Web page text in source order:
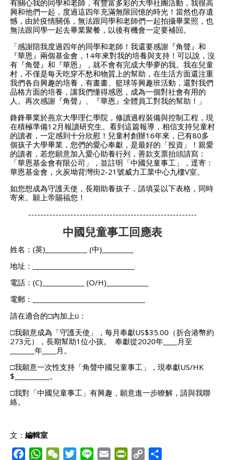
有關心我的同學和老師，有豐富多彩的大學社團活動，我很高
興和他們一起，度過這四年充滿無限回憶的時光！當然也存遺
憾，由於疫情關係，無法跟同學和老師們一起拍攝畢業照，也
無法跟同學一起去畢業聚餐，以後有機會一定要補回。
「感謝陪我度過四年的同學和老師！我還要感謝『角聲』和
『華恩』兩個基金會，14年來對我的培養與支持！可以說，沒
有『角聲』和『華恩』，就不會有完成大學夢的我。我在兒童
村，不僅是每天吃穿不愁和物質上的幫助，在生活方面還注重
我們各自興趣的培養，有畫畫、籃球等興趣班活動，還對我們
品格方面的培養，讓我們懂得感恩，成為一個對社會有用的
人。再次感謝『角聲』、『華恩』全體員工對我的幫助！」
鋒鋒畢業於燕京大學理仁學院，修讀過程裝備與控制工程，現
在積極準備12月報讀研究生。看到這篇報導，相信支持兒童村
的讀者，一定感到十分欣慰！兒童村創辦16年來，已有80多
個孩子大學畢業，您們的愛心奉獻，是最好的「投資」！親愛
的讀者，若您願意加入愛心助養行列，善款支票抬頭請寫：
「華恩基金會有限公司」，並註明「中國兒童事工」，逕寄：
華恩基金會，火炭坳背灣街2-21號威力工業中心九樓V室。
如您想成為守護天使，長期助養孩子，請填妥以下表格，同時
寄來。願上帝賜福您！
--------------------------------------------------------
中國兒童事工回應表
姓名：(英)____________ (中)_________
地址：_____________________________
電話：(C)____________ (O/H)____________
電郵：________________________________
請在適合的□內加上ü：
□我願意成為「守護天使」，每月奉獻US$35.00（折合港幣約
273元），長期幫助1位小孩。 奉獻從2020年____月至
_______年____月。
□我願意一次性支持「角聲中國兒童事工」，現奉獻US/HK
$__________。
□我對「中國兒童事工」有興趣，願意進一步瞭解，請與我聯
絡。
文： 編輯室
W W